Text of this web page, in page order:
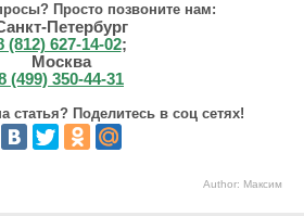
Просто позвоните нам:
Петербург
(812) 627-14-02;
Москва
(499) 350-44-31
статья? Поделитесь в соц сетях!
Author: Максим